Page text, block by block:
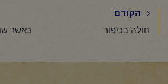
הקודם
חולה בכיפור